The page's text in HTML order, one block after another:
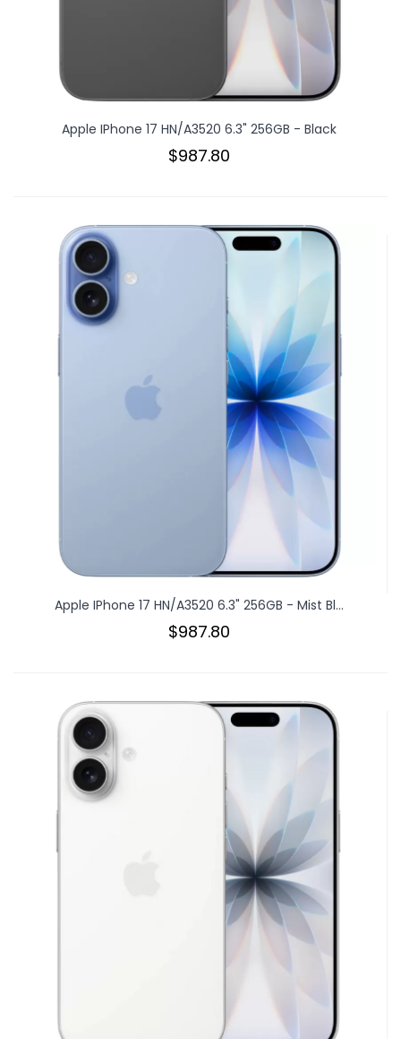
Apple IPhone 17 HN/A3520 6.3" 256GB - Black
$987.80
Apple IPhone 17 HN/A3520 6.3" 256GB - Mist Bl...
$987.80